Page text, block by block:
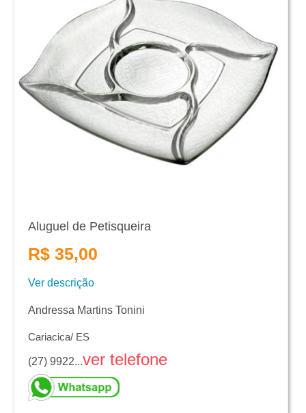
Aluguel de Petisqueira
R$ 35,00
Ver descrição
Andressa Martins Tonini
Cariacica/ ES
(27) 9922...ver telefone